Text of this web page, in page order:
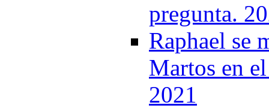
pregunta.
Raphael se
Martos en
2021